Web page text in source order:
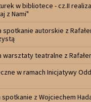
w bibliotece - cz.II
z Nami"
spotkanie autorskie z
warsztaty teatralne z
w ramach Inicjatywy
z Wojciechem